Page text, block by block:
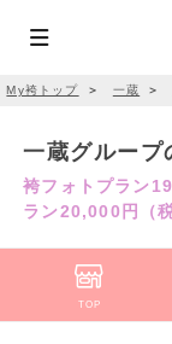
My袴トップ ＞ 一蔵 ＞
一蔵グループ
袴フォトプラン
ラン20,000円（
TOP